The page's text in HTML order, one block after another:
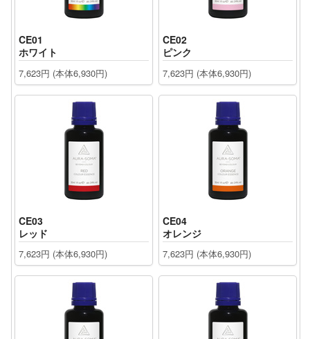
CE01
ホワイト
7,623円 (本体6,930円)
CE02
ピンク
7,623円 (本体6,930円)
CE03
レッド
7,623円 (本体6,930円)
CE04
オレンジ
7,623円 (本体6,930円)